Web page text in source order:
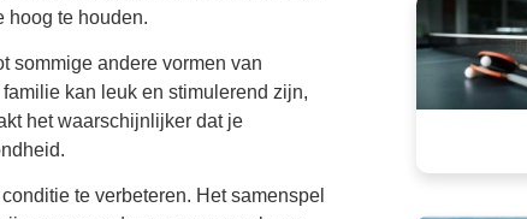
hoog te houden.
sommige andere vormen van
kan leuk en stimulerend zijn,
het waarschijnlijker dat je
te verbeteren. Het samenspel